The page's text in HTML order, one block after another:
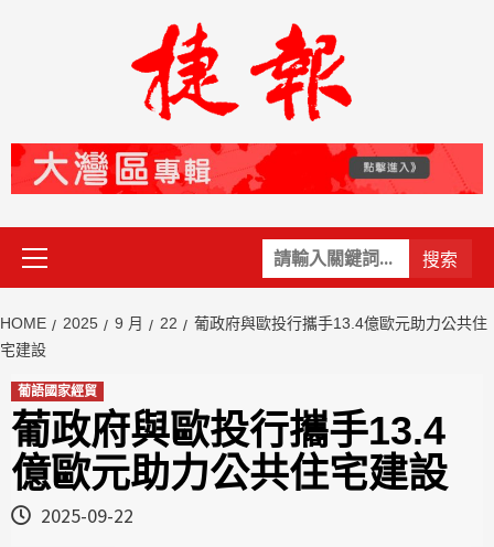
關
鍵
Primary
Menu
HOME 2025 9 月 22
葡政府與歐投行攜手13.4億歐元助力公共住
宅建設
葡語國家經貿
葡政府與歐投行攜手13.4
億歐元助力公共住宅建設
2025-09-22